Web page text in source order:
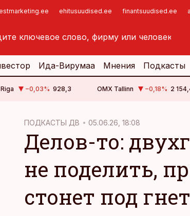
ehitusuudised.ee finantsuudised.ee
Ида-Вирумаа Мнения Подкасты
−0,03% 928,3 OMX Tallinn −0,18% 2
ПОДКАСТЫ ДВ 05.06.26, 18:08
Делов-то:
не поделить,
стонет под